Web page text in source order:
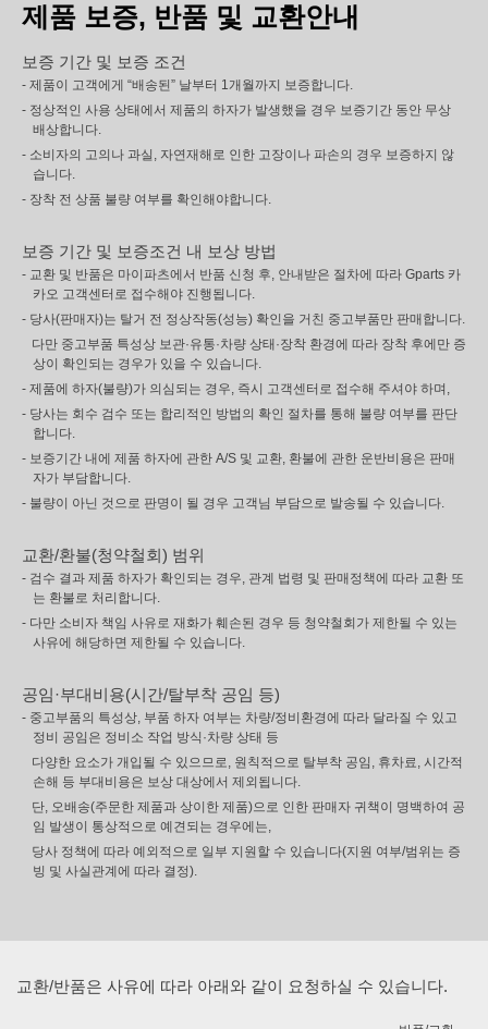
제품 보증, 반품 및 교환안내
보증 기간 및 보증 조건
- 제품이 고객에게 “배송된” 날부터 1개월까지 보증합니다.
- 정상적인 사용 상태에서 제품의 하자가 발생했을 경우 보증기간 동안 무상
배상합니다.
- 소비자의 고의나 과실, 자연재해로 인한 고장이나 파손의 경우 보증하지 않
습니다.
- 장착 전 상품 불량 여부를 확인해야합니다.
보증 기간 및 보증조건 내 보상 방법
- 교환 및 반품은 마이파츠에서 반품 신청 후, 안내받은 절차에 따라 Gparts 카
카오 고객센터로 접수해야 진행됩니다.
- 당사(판매자)는 탈거 전 정상작동(성능) 확인을 거친 중고부품만 판매합니다.
다만 중고부품 특성상 보관·유통·차량 상태·장착 환경에 따라 장착 후에만 증
상이 확인되는 경우가 있을 수 있습니다.
- 제품에 하자(불량)가 의심되는 경우, 즉시 고객센터로 접수해 주셔야 하며,
- 당사는 회수 검수 또는 합리적인 방법의 확인 절차를 통해 불량 여부를 판단
합니다.
- 보증기간 내에 제품 하자에 관한 A/S 및 교환, 환불에 관한 운반비용은 판매
자가 부담합니다.
- 불량이 아닌 것으로 판명이 될 경우 고객님 부담으로 발송될 수 있습니다.
교환/환불(청약철회) 범위
- 검수 결과 제품 하자가 확인되는 경우, 관계 법령 및 판매정책에 따라 교환 또
는 환불로 처리합니다.
- 다만 소비자 책임 사유로 재화가 훼손된 경우 등 청약철회가 제한될 수 있는
사유에 해당하면 제한될 수 있습니다.
공임·부대비용(시간/탈부착 공임 등)
- 중고부품의 특성상, 부품 하자 여부는 차량/정비환경에 따라 달라질 수 있고
정비 공임은 정비소 작업 방식·차량 상태 등
다양한 요소가 개입될 수 있으므로, 원칙적으로 탈부착 공임, 휴차료, 시간적
손해 등 부대비용은 보상 대상에서 제외됩니다.
단, 오배송(주문한 제품과 상이한 제품)으로 인한 판매자 귀책이 명백하여 공
임 발생이 통상적으로 예견되는 경우에는,
당사 정책에 따라 예외적으로 일부 지원할 수 있습니다(지원 여부/범위는 증
빙 및 사실관계에 따라 결정).
교환/반품은 사유에 따라 아래와 같이 요청하실 수 있습니다.